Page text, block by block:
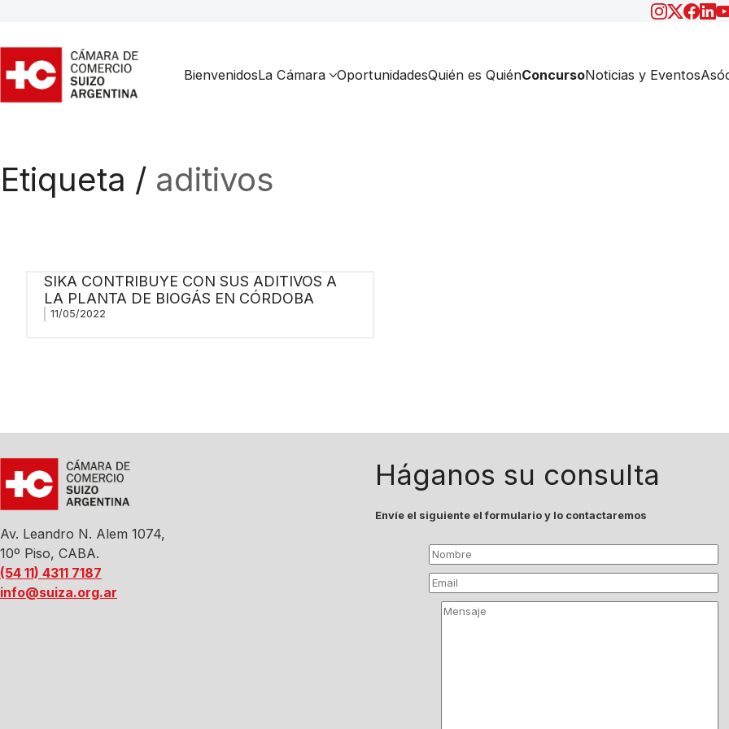
BienvenidosLa Cámara OportunidadesQuién es QuiénConcursoNoticias y Eventos
Etiqueta / aditivos
SIKA CONTRIBUYE CON SUS ADITIVOS A
LA PLANTA DE BIOGÁS EN CÓRDOBA
11/05/2022
Av. Leandro N. Alem 1074,
10º Piso, CABA.
(54 11) 4311 7187
info@suiza.org.ar
Háganos su consulta
Envíe el siguiente el formulario y lo contactaremos